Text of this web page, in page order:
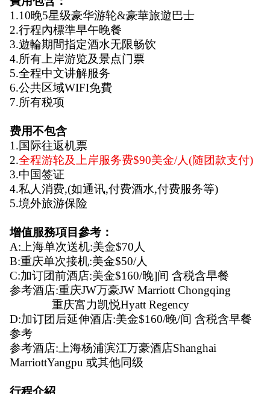
1.10晚5星级豪华游轮&豪華旅遊巴士
2.行程內標準早午晚餐
3.遊輪期間指定酒水无限畅饮
4.所有上岸游览及景点门票
5.全程中文讲解服务
6.公共区域WIFI免費
7.所有税项
费用不包含
1.国际往返机票
2.全程游轮及上岸服务费$90美金/人(随团款支付)
3.中国签证
4.私人消费,(如通讯,付费酒水,付费服务等)
5.境外旅游保险
增值服務項目參考：
A:上海单次送机:美金$70人
B:重庆单次接机:美金$50/人
C:加订团前酒店:美金$160/晚]间 含税含早餐
参考酒店:重庆JW万豪JW Marriott Chongqing
重庆富力凯悦Hyatt Regency
D:加订团后延伸酒店:美金$160/晚/间 含税含早餐
参考
参考酒店:上海杨浦滨江万豪酒店Shanghai
MarriottYangpu 或其他同级
行程介紹